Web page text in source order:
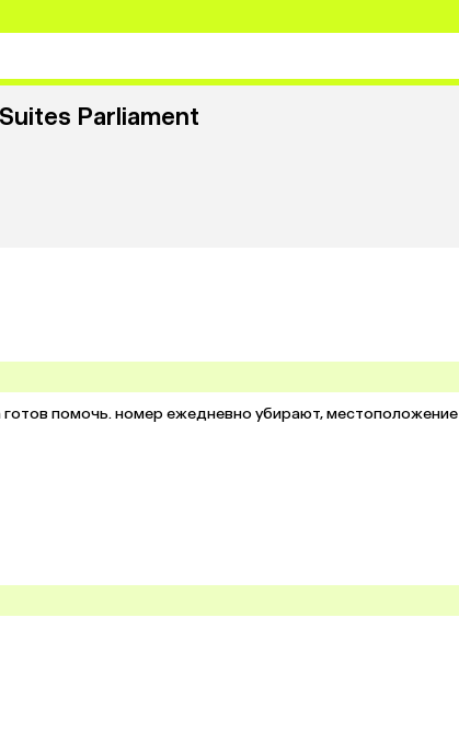
Parliament
помочь. номер ежедневно убирают, местоположение